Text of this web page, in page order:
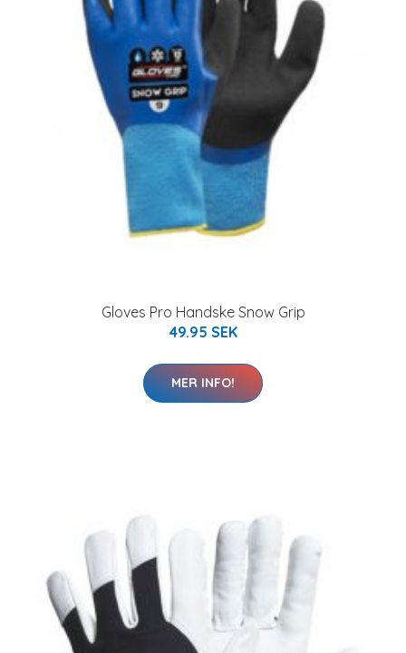
Gloves Pro Handske Snow Grip
49.95 SEK
MER INFO!